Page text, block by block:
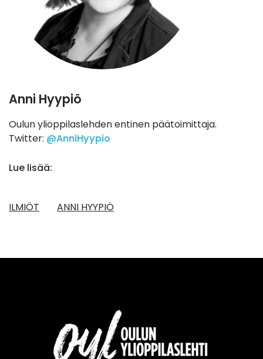
Anni Hyypiö
Oulun ylioppilaslehden entinen päätoimittaja.
Twitter: @AnniHyypio
Lue lisää:
ILMIÖT ANNI HYYPIÖ